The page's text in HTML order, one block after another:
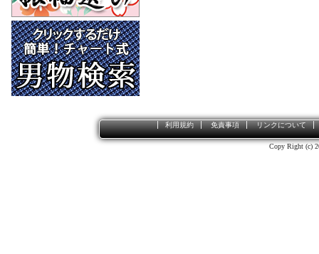
利用規約 免責事項 リンクについて
Copy Right (c)